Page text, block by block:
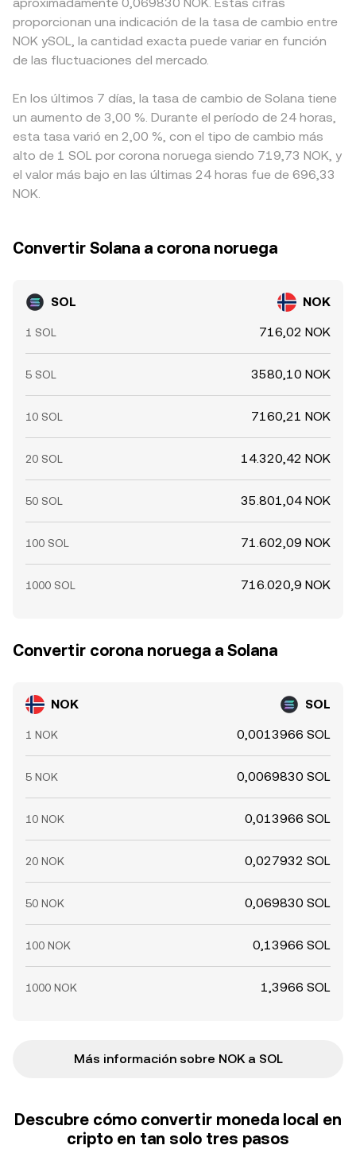
proporcionan una indicación de la tasa de cambio entre
NOK ySOL, la cantidad exacta puede variar en función
de las fluctuaciones del mercado.
En los últimos 7 días, la tasa de cambio de Solana tiene
un aumento de 3,00 %. Durante el período de 24 horas,
esta tasa varió en 2,00 %, con el tipo de cambio más
alto de 1 SOL por corona noruega siendo 719,73 NOK, y
el valor más bajo en las últimas 24 horas fue de 696,33
NOK.
Convertir Solana a corona noruega
SOL NOK
1 SOL 716,02 NOK
5 SOL 3580,10 NOK
10 SOL 7160,21 NOK
20 SOL 14.320,42 NOK
50 SOL 35.801,04 NOK
100 SOL 71.602,09 NOK
1000 SOL 716.020,9 NOK
Convertir corona noruega a Solana
NOK SOL
1 NOK 0,0013966 SOL
5 NOK 0,0069830 SOL
10 NOK 0,013966 SOL
20 NOK 0,027932 SOL
50 NOK 0,069830 SOL
100 NOK 0,13966 SOL
1000 NOK 1,3966 SOL
Más información sobre NOK a SOL
Descubre cómo convertir moneda local en
cripto en tan solo tres pasos